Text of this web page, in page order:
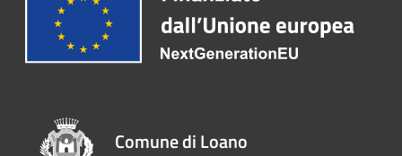
Comune di Loano